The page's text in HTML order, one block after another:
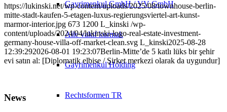
Gayrimenkul GmbH / VV GmbH
Aile vakıf kurmak
Gayrimenkul Holding
Rechtsformen TR
https://lukinski.net/wp-content/uploads/2025/08/townhouse-berlin-
mitte-stadt-kaufen-5-etagen-luxus-regierungsviertel-art-kunst-
marmor-interior.jpg 673 1200 L_kinski /wp-
content/uploads/2024/04/lukinski-logo-real-estate-investment-
germany-house-villa-off-market-clean.svg L_kinski2025-08-28
12:39:292026-08-01 19:23:07Berlin-Mitte’de 5 katlı lüks bir şehir
evi satın al: [Diplomatik elbise / Şirket merkezi olarak da uygundur]
News